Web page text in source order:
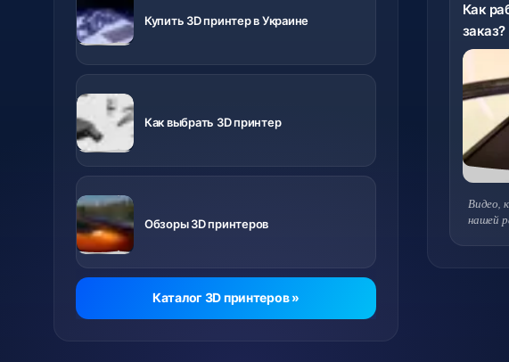
Купить 3D принтер в Украине
принтеры с
доставкой
по Украине
Как выбрать 3D принтер
Важно знать
перед
покупкой
Обзоры 3D принтеров
Ролики о
разных
принтерах
Каталог 3D принтеров »
Как
заказ?
Видео,
нашей